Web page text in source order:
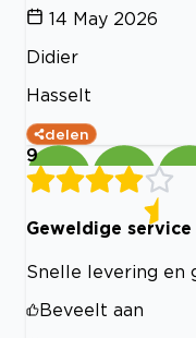
14 May 2026
Didier
Hasselt
delen
9
Geweldige service
Snelle levering en
Beveelt aan